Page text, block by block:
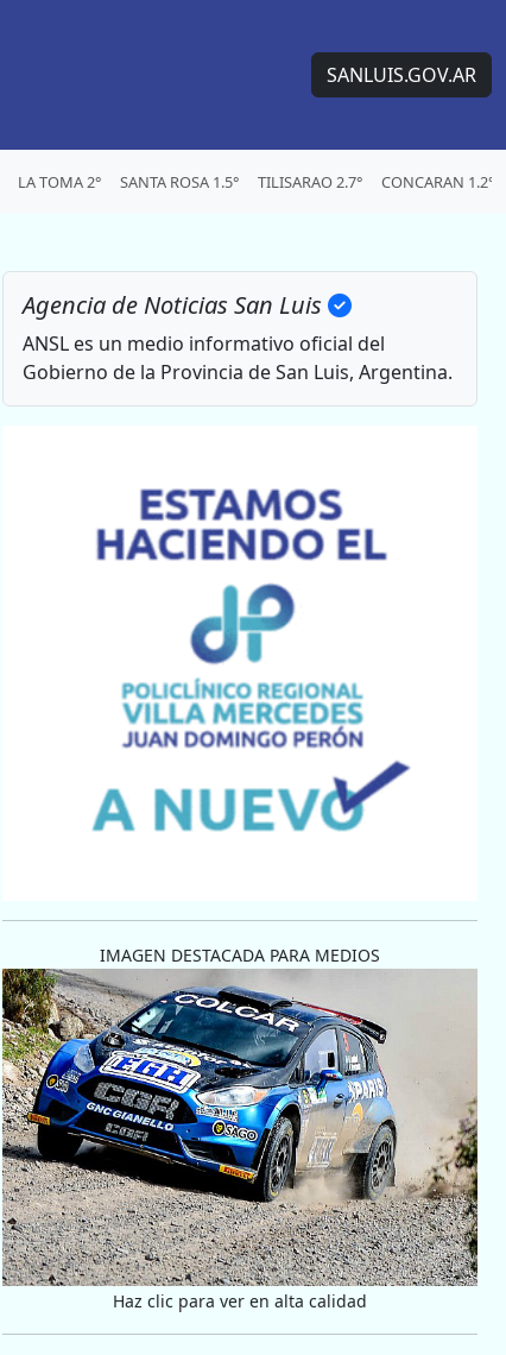
SANLUIS.GOV.AR
LA TOMA 2° SANTA ROSA 1.5° TILISARAO 2.7° CONCARAN 1.2°
Agencia de Noticias San Luis
ANSL es un medio informativo oficial del
Gobierno de la Provincia de San Luis, Argentina.
IMAGEN DESTACADA PARA MEDIOS
Haz clic para ver en alta calidad